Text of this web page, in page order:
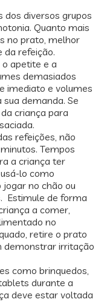
dos diversos grupos
Quanto mais
no prato, melhor
da refeição.
apetite e a
demasiados
imediato e volumes
demanda. Se
criança para
refeições, não
Tempos
a criança ter
lo como
no chão ou
Estimule de forma
a comer,
no
retire o prato
demonstrar irritação
como brinquedos,
durante a
deve estar voltada